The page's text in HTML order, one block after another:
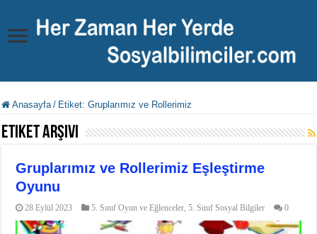
Anasayfa / Etiket:Gruplarımız ve Rollerimiz
Etiket Arşivi
Gruplarımız ve Rollerimiz Eşleştirme
Oyunu
28 Eylül 2023 5. Sınıf Oyun ve Eğlenceler ,5. Sınıf Sosyal Bilgiler 0